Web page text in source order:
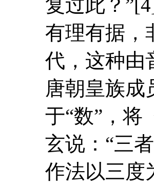
复过此？
有理有据
代，这种由
唐朝皇族成
于“数”，
玄说：“三
作法以三度